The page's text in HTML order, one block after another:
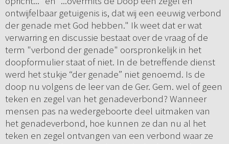
ontwijfelbaar getuigenis is, dat wij een eeuwig verbond
der genade met God hebben." Ik weet dat er wat
verwarring en discussie bestaat over de vraag of de
term "verbond der genade" oorspronkelijk in het
doopformulier staat of niet. In de betreffende dienst
werd het stukje “der genade” niet genoemd. Is de
doop nu volgens de leer van de Ger. Gem. wel of geen
teken en zegel van het genadeverbond? Wanneer
mensen pas na wedergeboorte deel uitmaken van
het genadeverbond, hoe kunnen ze dan nu al het
teken en zegel ontvangen van een verbond waar ze